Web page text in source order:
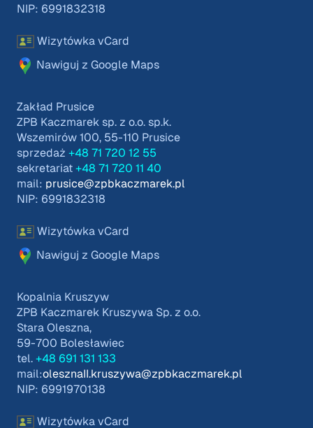
NIP: 6991832318
Wizytówka vCard
Nawiguj z Google Maps
Zakład Prusice
ZPB Kaczmarek sp. z o.o. sp.k.
Wszemirów 100, 55-110 Prusice
sprzedaż +48 71 720 12 55
sekretariat +48 71 720 11 40
mail: prusice@zpbkaczmarek.pl
NIP: 6991832318
Wizytówka vCard
Nawiguj z Google Maps
Kopalnia Kruszyw
ZPB Kaczmarek Kruszywa Sp. z o.o.
Stara Oleszna,
59-700 Bolesławiec
tel. +48 691 131 133
mail:olesznaII.kruszywa@zpbkaczmarek.pl
NIP: 6991970138
Wizytówka vCard